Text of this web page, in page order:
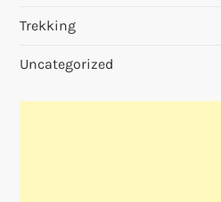
Trekking
Uncategorized